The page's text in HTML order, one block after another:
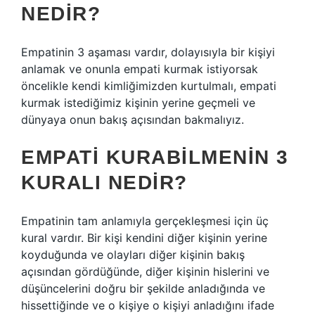
NEDIR?
Empatinin 3 aşaması vardır, dolayısıyla bir kişiyi
anlamak ve onunla empati kurmak istiyorsak
öncelikle kendi kimliğimizden kurtulmalı, empati
kurmak istediğimiz kişinin yerine geçmeli ve
dünyaya onun bakış açısından bakmalıyız.
EMPATI KURABILMENIN 3
KURALI NEDIR?
Empatinin tam anlamıyla gerçekleşmesi için üç
kural vardır. Bir kişi kendini diğer kişinin yerine
koyduğunda ve olayları diğer kişinin bakış
açısından gördüğünde, diğer kişinin hislerini ve
düşüncelerini doğru bir şekilde anladığında ve
hissettiğinde ve o kişiye o kişiyi anladığını ifade